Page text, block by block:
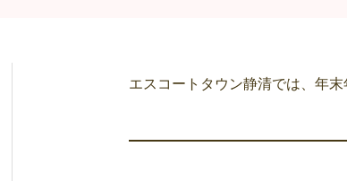
エスコートタウン静清では、年